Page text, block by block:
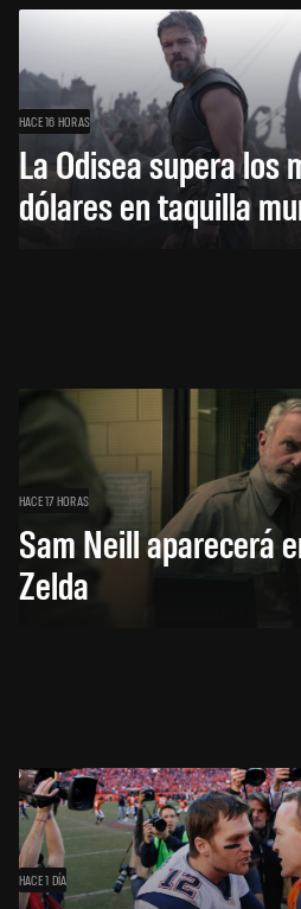
HACE 16 HORAS
La Odisea supera los
dólares en taquilla
HACE 17 HORAS
Sam Neill aparecerá
Zelda
HACE 1 DÍA